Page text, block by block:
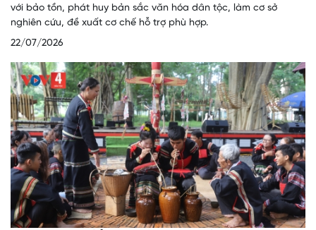
với bảo tồn, phát huy bản sắc văn hóa dân tộc, làm cơ sở
nghiên cứu, đề xuất cơ chế hỗ trợ phù hợp.
22/07/2026